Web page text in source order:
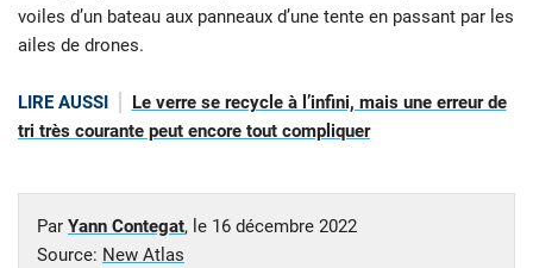
voiles d’un bateau aux panneaux d’une tente en passant par les
ailes de drones.
LIRE AUSSI
Le verre se recycle à l’infini, mais une erreur de
tri très courante peut encore tout compliquer
Par Yann Contegat, le 16 décembre 2022
Source: New Atlas